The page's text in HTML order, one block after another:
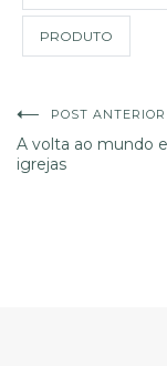
PRODUTO
de
POST ANTERIOR
A volta ao mundo
igrejas